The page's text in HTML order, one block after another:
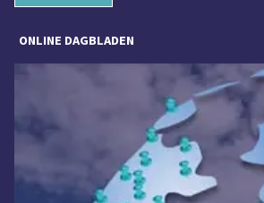
ONLINE DAGBLADEN